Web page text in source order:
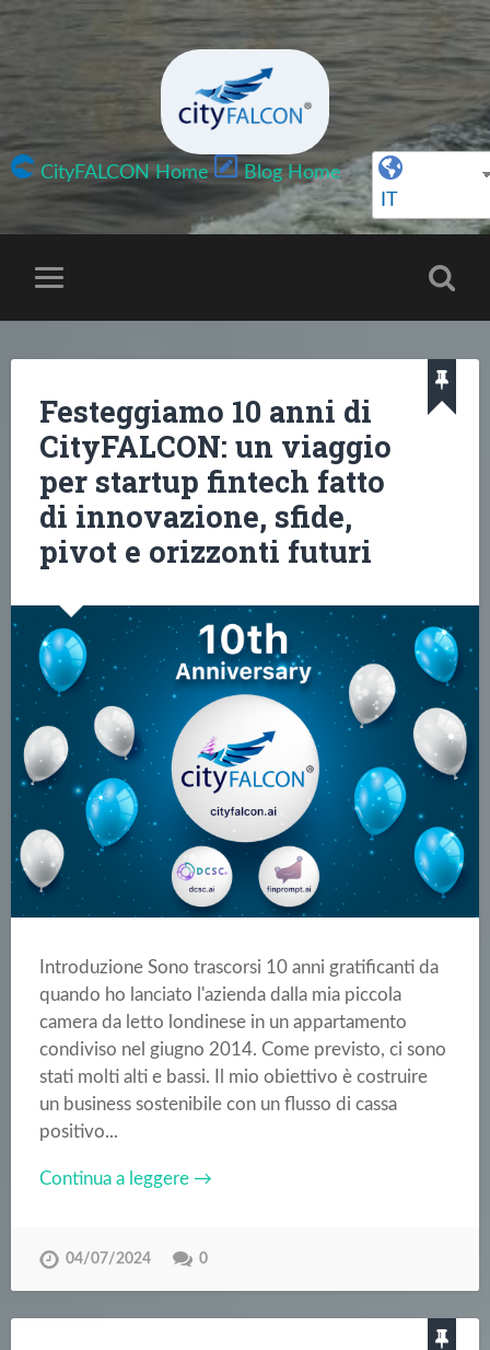
CityFALCON Home
Blog Home
IT
Festeggiamo 10 anni di
CityFALCON: un viaggio
per startup fintech fatto
di innovazione, sfide,
pivot e orizzonti futuri
Introduzione Sono trascorsi 10 anni gratificanti da
quando ho lanciato l'azienda dalla mia piccola
camera da letto londinese in un appartamento
condiviso nel giugno 2014. Come previsto, ci sono
stati molti alti e bassi. Il mio obiettivo è costruire
un business sostenibile con un flusso di cassa
positivo...
Continua a leggere →
04/07/2024 0